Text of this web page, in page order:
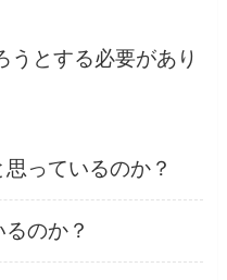
うとする必要があり
っているのか？
のか？